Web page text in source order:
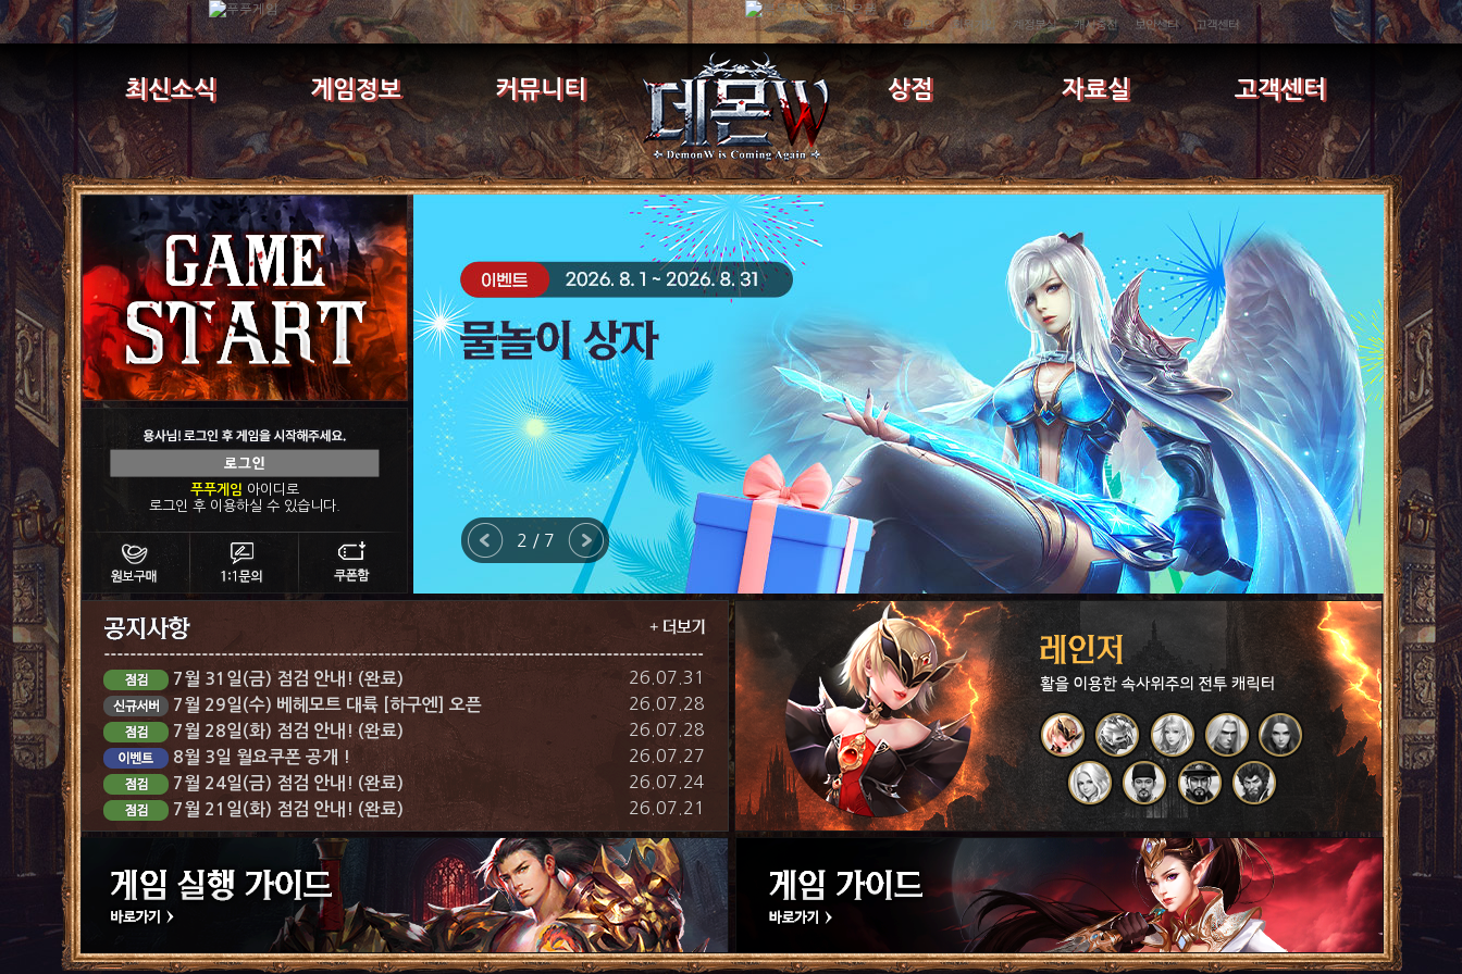
로그인 회원가입 계정분실 캐시충전 보안센터 고객센터
최신소식 게임정보 커뮤니티 상점 자료실 고객센터
푸푸게임 아이디로
로그인 후 이용하실 수 있습니다.
2 / 7
7월 31일(금) 점검 안내! (완료) 26.07.31
7월 29일(수) 베헤모트 대륙 [하구엔] 오픈 26.07.28
7월 28일(화) 점검 안내! (완료) 26.07.28
8월 3일 월요쿠폰 공개 ! 26.07.27
7월 24일(금) 점검 안내! (완료) 26.07.24
7월 21일(화) 점검 안내! (완료) 26.07.21